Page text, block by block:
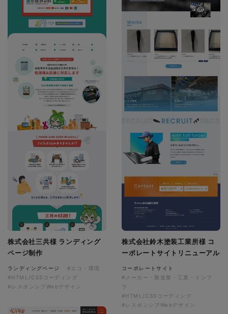
株式会社三共様 ランディング
ページ制作
ランディングページ
#エコ・環境
#HTML/CSSコーディング
#レスポンシブWebデザイン
株式会社鈴木塗装工業所様 コ
ーポレートサイトリニューアル
コーポレートサイト
#メーカー・製造業・工業・インフ
ラ
#HTML/CSSコーディング
#レスポンシブWebデザイン